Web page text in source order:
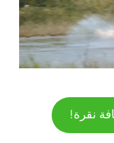
نقرة!